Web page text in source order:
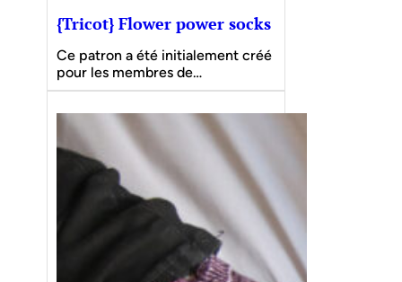
{Tricot} Flower power socks
Ce patron a été initialement créé
pour les membres de…